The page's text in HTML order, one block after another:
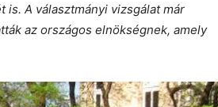
A választmányi vizsgálat már
az országos elnökségnek, amely